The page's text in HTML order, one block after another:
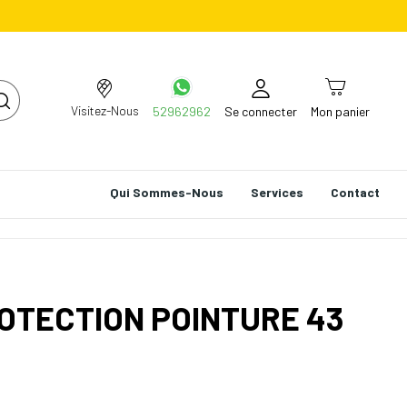
Visitez-Nous 52962962 Se connecter Mon panier
Qui Sommes-Nous Services Contact
POINTURE 43